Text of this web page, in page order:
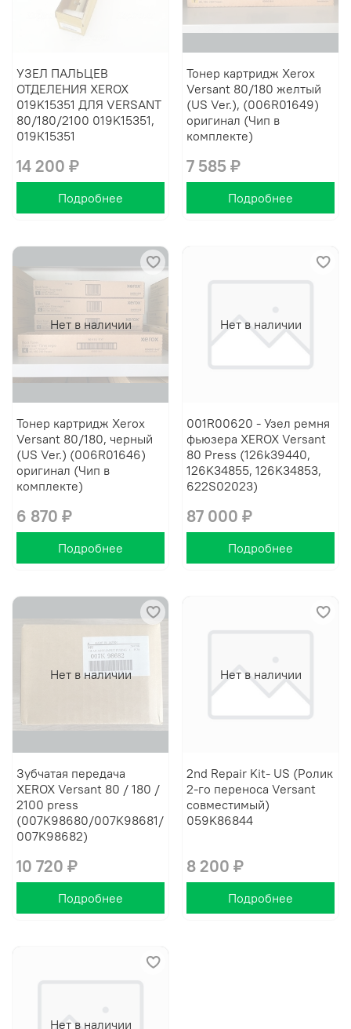
УЗЕЛ ПАЛЬЦЕВ
ОТДЕЛЕНИЯ XEROX
019K15351 ДЛЯ VERSANT
80/180/2100 019K15351,
019К15351
14 200 ₽
Подробнее
Тонер картридж Xerox
Versant 80/180 желтый
(US Ver.), (006R01649)
оригинал (Чип в
комплекте)
7 585 ₽
Подробнее
Нет в наличии
Тонер картридж Xerox
Versant 80/180, черный
(US Ver.) (006R01646)
оригинал (Чип в
комплекте)
6 870 ₽
Подробнее
Нет в наличии
001R00620 - Узел ремня
фьюзера XEROX Versant
80 Press (126k39440,
126K34855, 126K34853,
622S02023)
87 000 ₽
Подробнее
Нет в наличии
Зубчатая передача
XEROX Versant 80 / 180 /
2100 press
(007K98680/007K98681/
007K98682)
10 720 ₽
Подробнее
Нет в наличии
2nd Repair Kit- US (Ролик
2-го переноса Versant
совместимый)
059K86844
8 200 ₽
Подробнее
Нет в наличии